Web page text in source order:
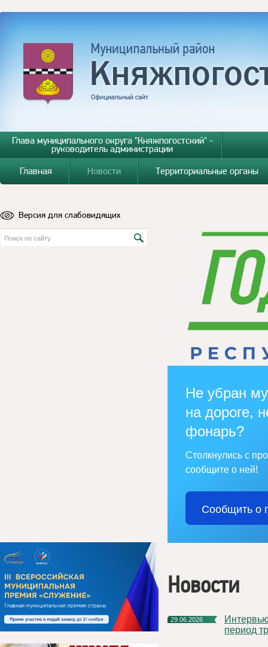
Глава муниципального округа "Княжпогостский" -
руководитель администрации
Главная
Новости Территориальные органы
Версия для слабовидящих
Не убран
на дороге,
фонарь?
Столкнулись с
сообщите о ней!
Сообщить о
Новости
29.06.2026
Интервью руководителя на тему «Назначение пособия на
период